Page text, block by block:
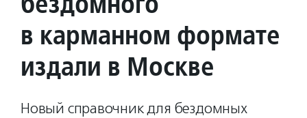
в карманном формате
издали в Москве
Новый справочник для бездомных